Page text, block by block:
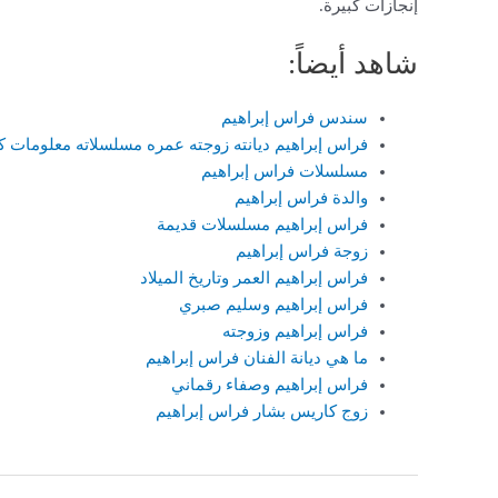
إنجازات كبيرة.
شاهد أيضاً:
سندس فراس إبراهيم
فراس إبراهيم ديانته زوجته عمره مسلسلاته معلومات
مسلسلات فراس إبراهيم
والدة فراس إبراهيم
فراس إبراهيم مسلسلات قديمة
زوجة فراس إبراهيم
فراس إبراهيم العمر وتاريخ الميلاد
فراس إبراهيم وسليم صبري
فراس إبراهيم وزوجته
ما هي ديانة الفنان فراس إبراهيم
فراس إبراهيم وصفاء رقماني
زوج كاريس بشار فراس إبراهيم